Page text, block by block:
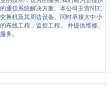
通信系统解决方案。本公司主营NEC
换机及其周边设备。同时承接大中小
布线工程，监控工程。 并提供维修、
务。